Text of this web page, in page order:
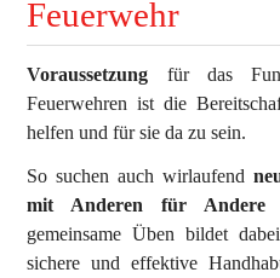
Sicherheits Tipps
Verkehrsunfälle
Rechtliches
Beitritt zur FF
Feuerwehr
Voraussetzung für das
Feuerwehren ist die
helfen und für sie da zu sein.
So suchen auch wirlaufend
mit Anderen für Andere
gemeinsame Üben bildet
sichere und effektive